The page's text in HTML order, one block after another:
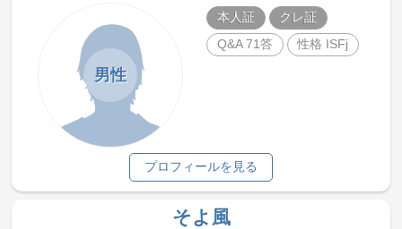
男性
本人証
クレ証
Q&A 71答
性格 ISFj
プロフィールを見る
そよ風